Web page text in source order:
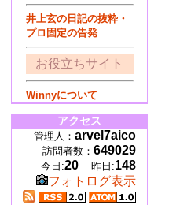
井上玄の日記の抜粋・
プロ固定の告発
お役立ちサイト
Winnyについて
アクセス
管理人： arvel7aico
訪問者数： 649029
今日:20 昨日:148
フォトログ表示